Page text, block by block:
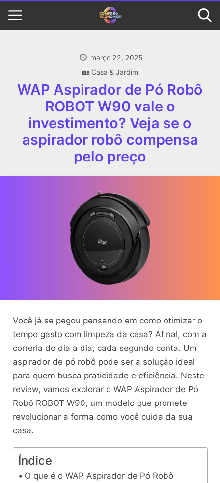
março 22, 2025
🏡 Casa & Jardim
WAP Aspirador de Pó Robô
ROBOT W90 vale o
investimento? Veja se o
aspirador robô compensa
pelo preço
Você já se pegou pensando em como otimizar o
tempo gasto com limpeza da casa? Afinal, com a
correria do dia a dia, cada segundo conta. Um
aspirador de pó robô pode ser a solução ideal
para quem busca praticidade e eficiência. Neste
review, vamos explorar o WAP Aspirador de Pó
Robô ROBOT W90, um modelo que promete
revolucionar a forma como você cuida da sua
casa.
Índice
O que é o WAP Aspirador de Pó Robô